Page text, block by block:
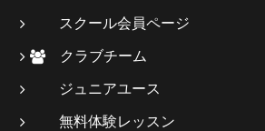
スクール会員ページ
クラブチーム
ジュニアユース
無料体験レッスン